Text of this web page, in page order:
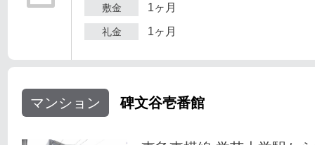
敷金 1ヶ月
礼金 1ヶ月
マンション 碑文谷壱番館